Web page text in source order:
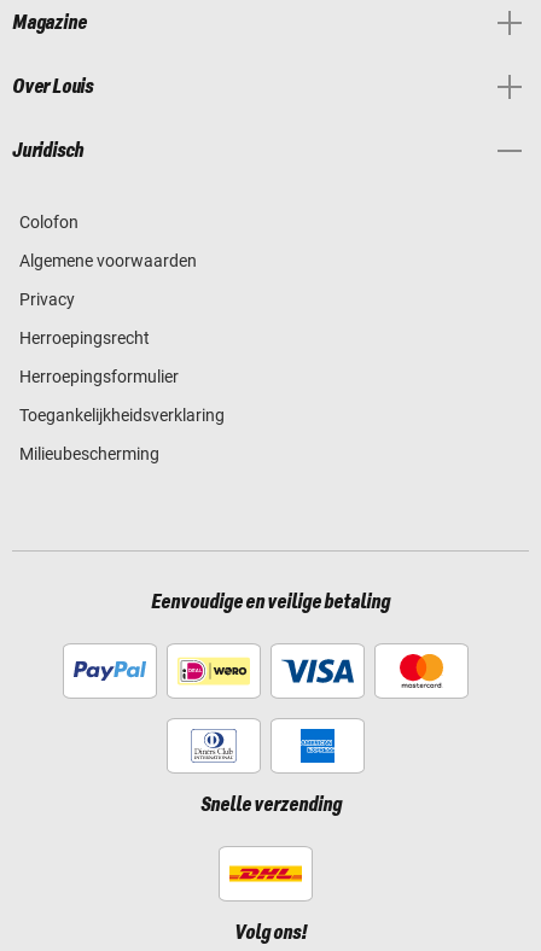
Magazine
Over Louis
Juridisch
Colofon
Algemene voorwaarden
Privacy
Herroepingsrecht
Herroepingsformulier
Toegankelijkheidsverklaring
Milieubescherming
Eenvoudige en veilige betaling
Snelle verzending
Volg ons!